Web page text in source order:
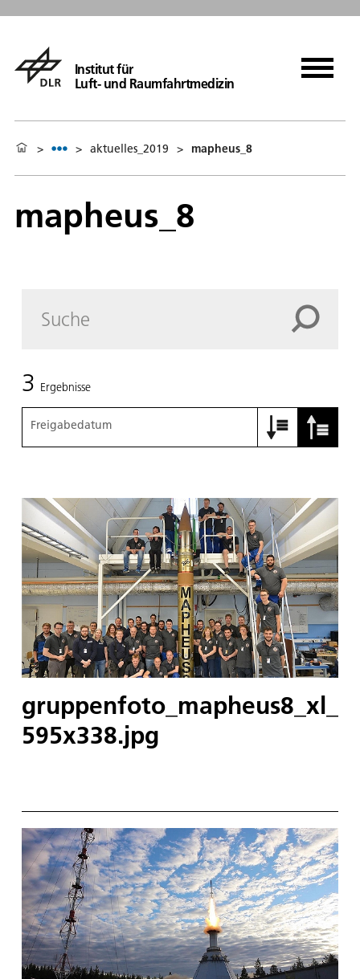
Institut für
Luft- und Raumfahrtmedizin
> > aktuelles_2019 > mapheus_8
mapheus_8
3 Ergebnisse
Freigabedatum
gruppenfoto_mapheus8_xl_
595x338.jpg